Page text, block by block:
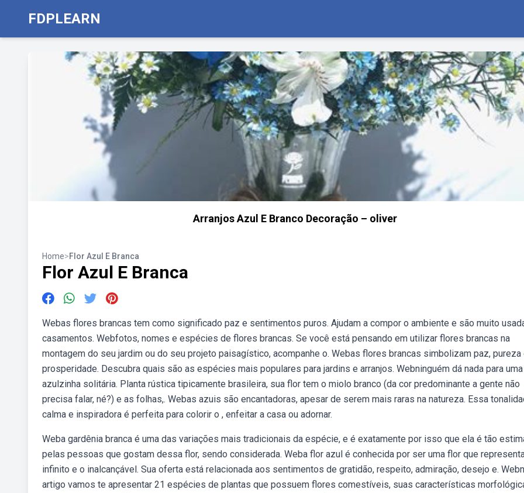
FDPLEARN
Arranjos Azul E Branco Decoração – oliver
Home>Flor Azul E Branca
Flor Azul E Branca
Webas flores brancas tem como significado paz e sentimentos puros. Ajudam a compor o ambiente e são muito
casamentos. Webfotos, nomes e espécies de flores brancas. Se você está pensando em utilizar flores brancas na
montagem do seu jardim ou do seu projeto paisagístico, acompanhe o. Webas flores brancas simbolizam paz, pureza
prosperidade. Descubra quais são as espécies mais populares para jardins e arranjos. Webninguém dá nada para uma
azulzinha solitária. Planta rústica tipicamente brasileira, sua flor tem o miolo branco (da cor predominante a gente não
precisa falar, né?) e as folhas,. Webas azuis são encantadoras, apesar de serem mais raras na natureza. Essa
calma e inspiradora é perfeita para colorir o , enfeitar a casa ou adornar.
Weba gardênia branca é uma das variações mais tradicionais da espécie, e é exatamente por isso que ela é tão
pelas pessoas que gostam dessa flor, sendo considerada. Weba flor azul é conhecida por ser uma flor que
infinito e o inalcançável. Sua oferta está relacionada aos sentimentos de gratidão, respeito, admiração, desejo e.
artigo vamos te apresentar 21 espécies de plantas que possuem flores comestíveis, suas características